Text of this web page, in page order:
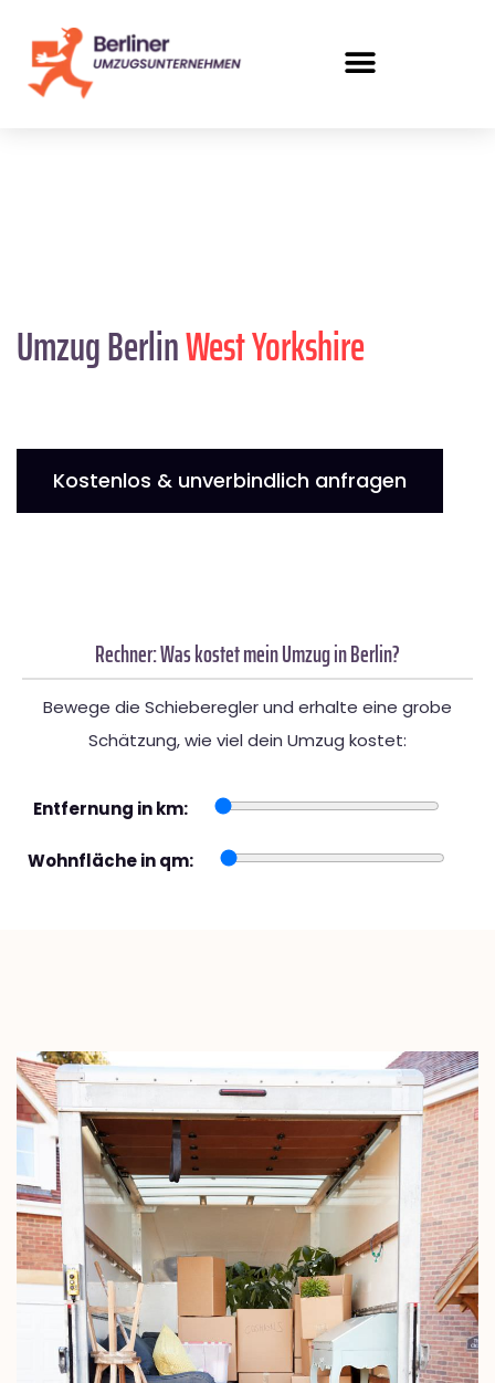
Umzug BerlinWest Yorkshire
Kostenlos & unverbindlich anfragen
Rechner: Was kostet mein Umzug in Berlin?
Bewege die Schieberegler und erhalte eine grobe
Schätzung, wie viel dein Umzug kostet:
Entfernung in km:
Wohnfläche in qm: